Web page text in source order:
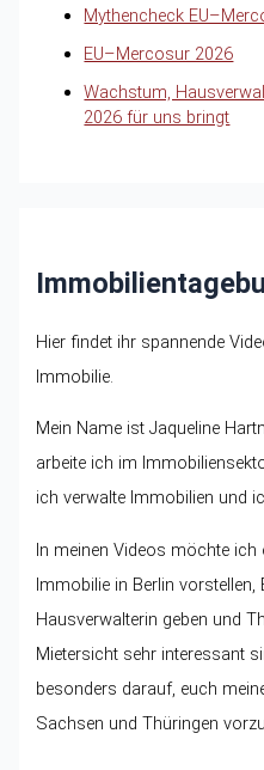
Mythencheck
EU–Mercosur 2026
Wachstum,
2026 für uns bringt
Hier findet ihr spannende
Immobilie.
Mein Name ist Jaqueline
arbeite ich im
ich verwalte Immobilien und
In meinen Videos möchte ich
Immobilie in Berlin vorstellen,
Hausverwalterin geben und
Mietersicht sehr interessant
besonders darauf, euch
Sachsen und Thüringen